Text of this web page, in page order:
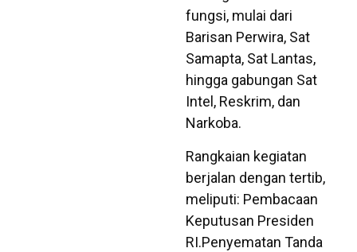
fungsi, mulai dari
Barisan Perwira, Sat
Samapta, Sat Lantas,
hingga gabungan Sat
Intel, Reskrim, dan
Narkoba.
​Rangkaian kegiatan
berjalan dengan tertib,
meliputi: Pembacaan
Keputusan Presiden
RI.​Penyematan Tanda